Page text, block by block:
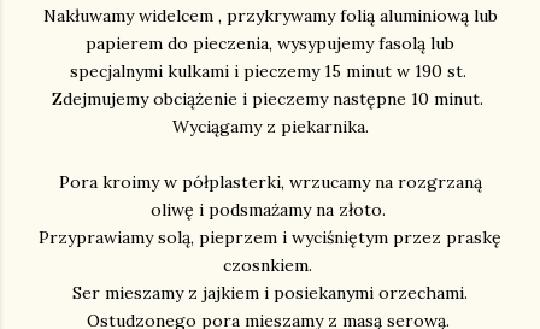
Nakłuwamy widelcem , przykrywamy folią aluminiową lub
papierem do pieczenia, wysypujemy fasolą lub
specjalnymi kulkami i pieczemy 15 minut w 190 st.
Zdejmujemy obciążenie i pieczemy następne 10 minut.
Wyciągamy z piekarnika.
Pora kroimy w półplasterki, wrzucamy na rozgrzaną
oliwę i podsmażamy na złoto.
Przyprawiamy solą, pieprzem i wyciśniętym przez praskę
czosnkiem.
Ser mieszamy z jajkiem i posiekanymi orzechami.
Ostudzonego pora mieszamy z masą serową.